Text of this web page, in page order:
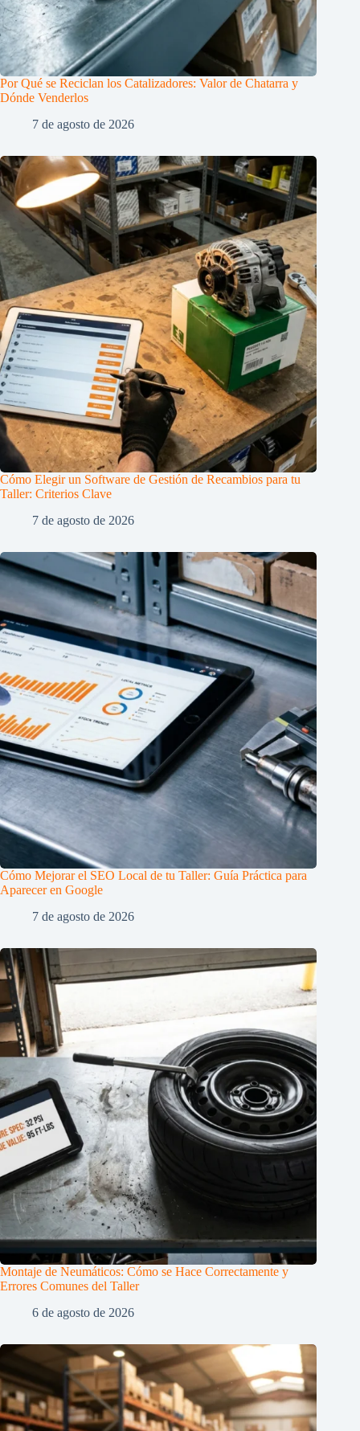
Por Qué se Reciclan los Catalizadores: Valor de Chatarra y
Dónde Venderlos
7 de agosto de 2026
Cómo Elegir un Software de Gestión de Recambios para tu
Taller: Criterios Clave
7 de agosto de 2026
Cómo Mejorar el SEO Local de tu Taller: Guía Práctica para
Aparecer en Google
7 de agosto de 2026
Montaje de Neumáticos: Cómo se Hace Correctamente y
Errores Comunes del Taller
6 de agosto de 2026